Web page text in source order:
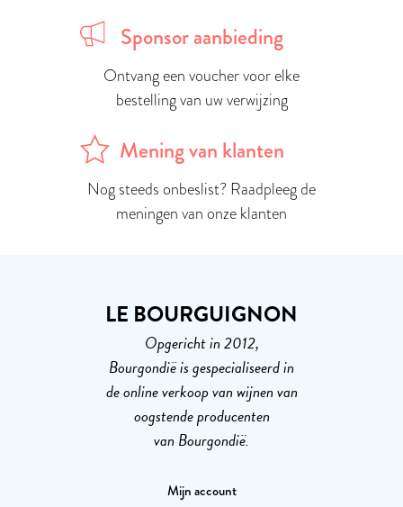
Sponsor aanbieding
Ontvang een voucher voor elke
bestelling van uw verwijzing
Mening van klanten
Nog steeds onbeslist? Raadpleeg de
meningen van onze klanten
LE BOURGUIGNON
Opgericht in 2012,
Bourgondië is gespecialiseerd in
de online verkoop van wijnen van
oogstende producenten
van Bourgondië.
Mijn account